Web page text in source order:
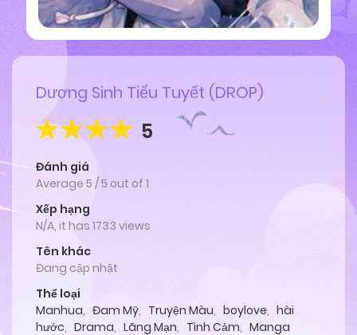
Dương Sinh Tiểu Tuyết (DROP)
5
Đánh giá
Average 5 /5 out of 1
Xếp hạng
N/A, it has 1733 views
Tên khác
Đang cập nhật
Thể loại
Manhua, Đam Mỹ, Truyện Màu, boylove, hài
hước, Drama, Lãng Mạn, Tình Cảm, Manga